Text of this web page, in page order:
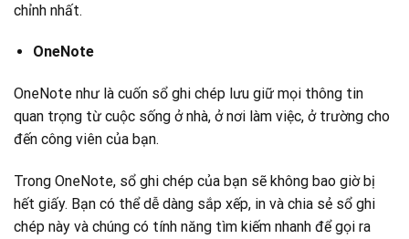
chỉnh nhất.
OneNote
OneNote như là cuốn sổ ghi chép lưu giữ mọi thông tin
quan trọng từ cuộc sống ở nhà, ở nơi làm việc, ở trường cho
đến công viên của bạn.
Trong OneNote, sổ ghi chép của bạn sẽ không bao giờ bị
hết giấy. Bạn có thể dễ dàng sắp xếp, in và chia sẻ sổ ghi
chép này và chúng có tính năng tìm kiếm nhanh để gọi ra